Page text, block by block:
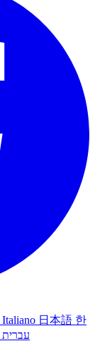
Italiano 日本語 한
עברית